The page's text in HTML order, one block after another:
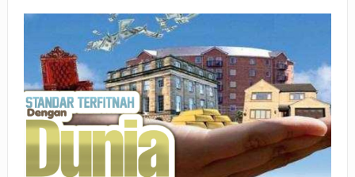
SEBELUM TIBA SAAT WAJIB?
HAKIKAT NIKMAT DI DUNIA!
BAGAIMANA CARA MEMBAYAR ZAKAT UANG?
UANG HARAM BISA MENJADI HALAL JIKA SEBAB
KEPEMILIKANNYA BERUBAH